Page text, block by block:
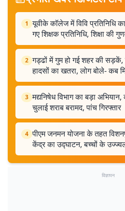
1 यूवीके कॉलेज में विवि प्रतिनिधि
गए शिक्षक प्रतिनिधि, शिक्षा की
2 गड्ढों में गुम हो गई शहर की सड़कें,
हादसों का खतरा, लोग बोले- कब
3 मद्यनिषेध विभाग का बड़ा
चुलाई शराब बरामद, पांच गिरफ्तार
4 पीएम जनमन योजना के तहत
केंद्र का उद्घाटन, बच्चों के
विज्ञापन